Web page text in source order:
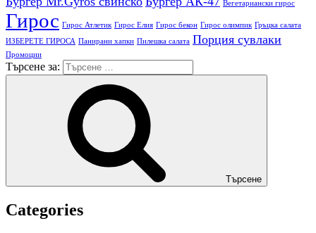
Вегетариански гирос
Гирос Гирос Атлетик Гирос Елия Гирос бекон Гирос олимпик Гръцка салата
ИЗБЕРЕТЕ ГИРОСА Панирани хапки Пилешка салата Порция сувлаки
Промоции
Търсене за:
Търсене
Categories